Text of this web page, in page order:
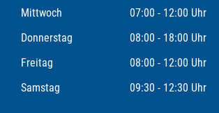
Mittwoch
07:00 - 12:00 Uhr
Donnerstag
08:00 - 18:00 Uhr
Freitag
08:00 - 12:00 Uhr
Samstag
09:30 - 12:30 Uhr